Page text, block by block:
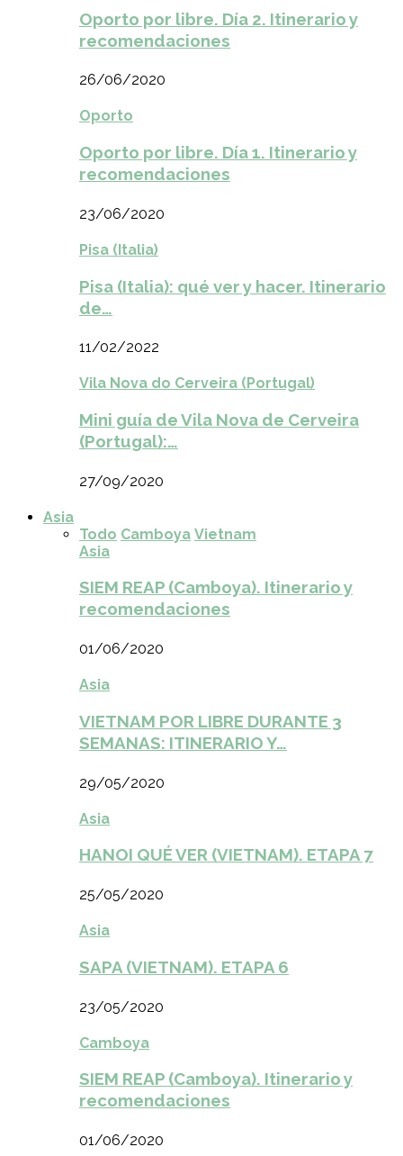
Oporto por libre. Día 2. Itinerario y
recomendaciones
26/06/2020
Oporto
Oporto por libre. Día 1. Itinerario y
recomendaciones
23/06/2020
Pisa (Italia)
Pisa (Italia): qué ver y hacer. Itinerario
de…
11/02/2022
Vila Nova do Cerveira (Portugal)
Mini guía de Vila Nova de Cerveira
(Portugal):…
27/09/2020
Asia
Todo Camboya Vietnam
Asia
SIEM REAP (Camboya). Itinerario y
recomendaciones
01/06/2020
Asia
VIETNAM POR LIBRE DURANTE 3
SEMANAS: ITINERARIO Y…
29/05/2020
Asia
HANOI QUÉ VER (VIETNAM). ETAPA 7
25/05/2020
Asia
SAPA (VIETNAM). ETAPA 6
23/05/2020
Camboya
SIEM REAP (Camboya). Itinerario y
recomendaciones
01/06/2020